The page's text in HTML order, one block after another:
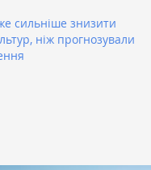
сильніше знизити
ніж прогнозували